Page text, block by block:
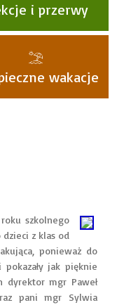
i przerwy
wakacje
szkolnego
dzieci z klas od
ponieważ do
pokazały jak pięknie
dyrektor mgr Paweł
pani mgr Sylwia